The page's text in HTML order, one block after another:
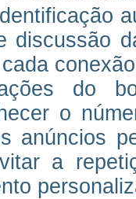
discussão
do
o
anúncios
a